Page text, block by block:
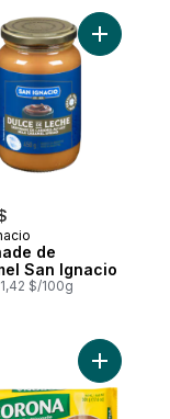
long au panier
de
San Ignacio
$/100g
Ajouter
entiers au panier
Ajouter